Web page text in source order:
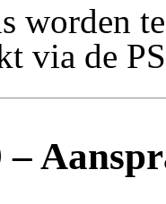
worden
via de